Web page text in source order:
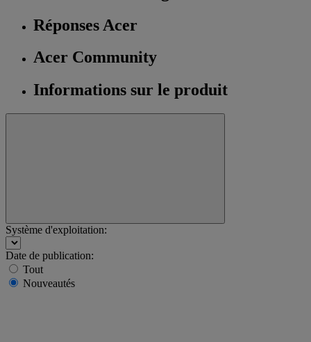
Réponses Acer
Acer Community
Informations sur le produit
Système d'exploitation:
Date de publication:
Tout
Nouveautés